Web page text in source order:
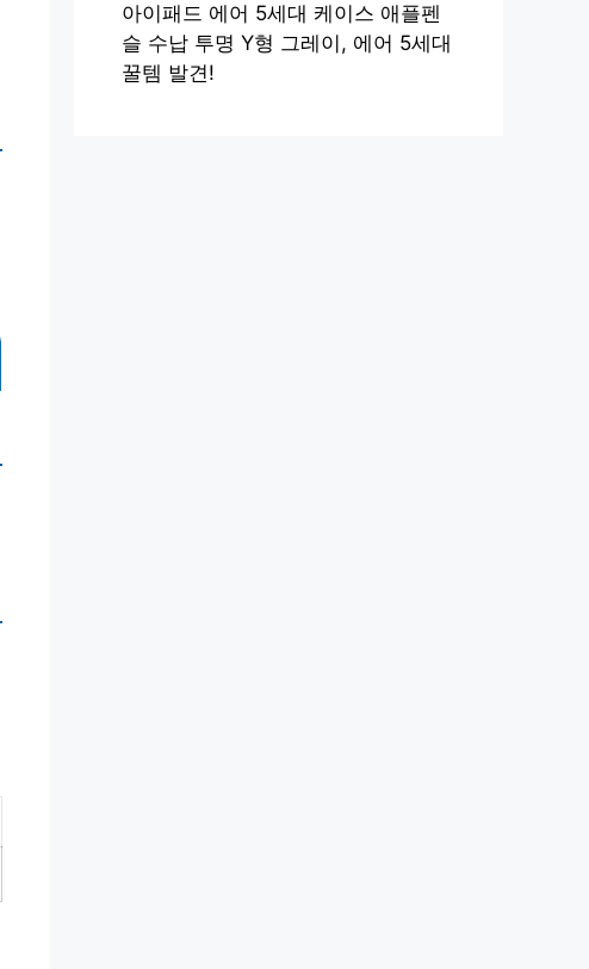
아이패드 에어 5세대 케이스 애플펜
슬 수납 투명 Y형 그레이, 에어 5세대
꿀템 발견!